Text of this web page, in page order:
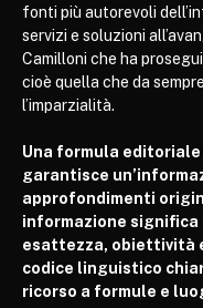
fonti più autorevoli
servizi e soluzioni
Camilloni che ha
cioè quella che da
l’imparzialità.
Una formula
garantisce
approfondimenti
informazione
esattezza, obiettività
codice linguistico
ricorso a formule e